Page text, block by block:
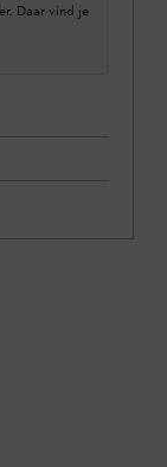
Daar vind je